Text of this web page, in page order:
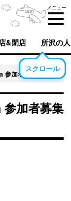
メニュー
&閉店 所沢の人
スクロール
参加者募集☆
加者募集